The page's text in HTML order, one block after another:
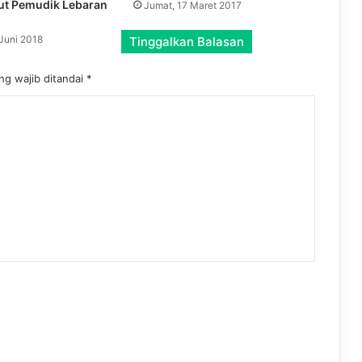
i
i
Pemudik Lebaran
2018
Jumat, 17 Maret 2017
Tinggalkan Balasan
wajib ditandai *